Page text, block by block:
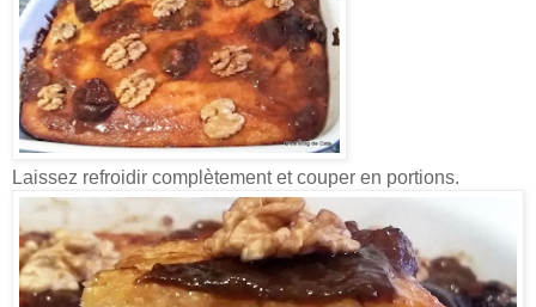
Laissez refroidir complètement et couper en portions.